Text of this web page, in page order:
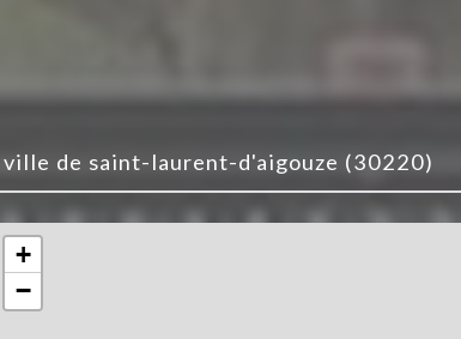
ville de saint-laurent-d'aigouze (30220)
+
−